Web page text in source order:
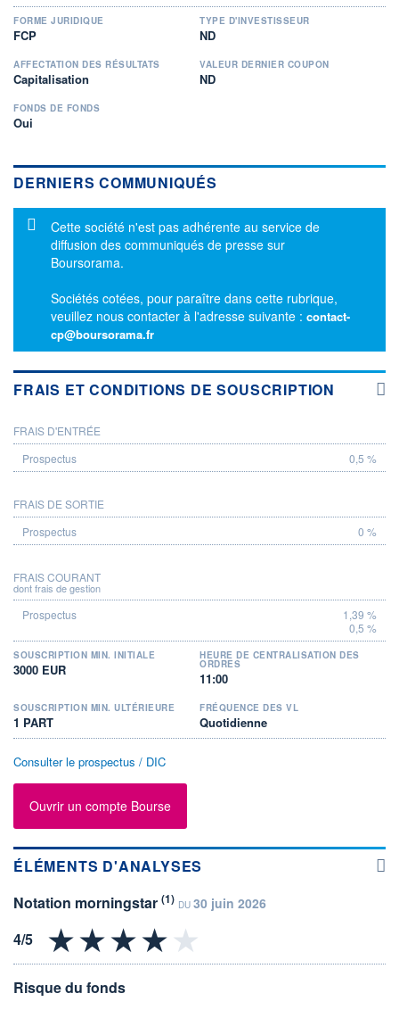
FORME JURIDIQUE
FCP
TYPE D'INVESTISSEUR
ND
AFFECTATION DES RÉSULTATS
Capitalisation
VALEUR DERNIER COUPON
ND
FONDS DE FONDS
Oui
DERNIERS COMMUNIQUÉS
Message d'information
Cette société n'est pas adhérente au service de
diffusion des communiqués de presse sur
Boursorama.
Sociétés cotées, pour paraître dans cette rubrique,
veuillez nous contacter à l'adresse suivante : contact-
cp@boursorama.fr
FRAIS ET CONDITIONS DE SOUSCRIPTION
PROSPECTUS
FRAIS D'ENTRÉE
0,5 %
FRAIS DE SORTIE
0 %
FRAIS COURANT
dont frais de gestion
1,39 %
0,5 %
SOUSCRIPTION MIN. INITIALE
3000 EUR
HEURE DE CENTRALISATION DES
ORDRES
11:00
SOUSCRIPTION MIN. ULTÉRIEURE
1 PART
FRÉQUENCE DES VL
Quotidienne
Consulter le prospectus / DIC
Ouvrir un compte Bourse
ÉLÉMENTS D'ANALYSES
Notation morningstar (1) DU 30 juin 2026
Risque du fonds